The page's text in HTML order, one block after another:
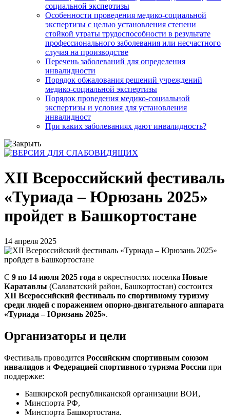
социальной экспертизы
Особенности проведения медико-социальной
экспертизы с целью установления степени
стойкой утраты трудоспособности в результате
профессионального заболевания или несчастного
случая на производстве
Перечень заболеваний для определения
инвалидности
Порядок обжалования решений учреждений
медико-социальной экспертизы
Порядок проведения медико-социальной
экспертизы и условия для установления
инвалидност
При каких заболеваниях дают инвалидность?
XII Всероссийский фестиваль
«Туриада – Юрюзань 2025»
пройдет в Башкортостане
14 апреля 2025
С 9 по 14 июля 2025 года в окрестностях поселка Новые
Каратавлы (Салаватский район, Башкортостан) состоится
XII Всероссийский фестиваль по спортивному туризму
среди людей с поражением опорно-двигательного аппарата
«Туриада – Юрюзань 2025».
Организаторы и цели
Фестиваль проводится Российским спортивным союзом
инвалидов и Федерацией спортивного туризма России при
поддержке:
Башкирской республиканской организации ВОИ,
Минспорта РФ,
Минспорта Башкортостана.